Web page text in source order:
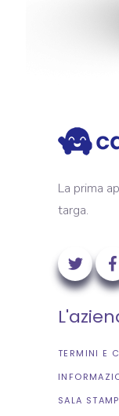
La prima
targa.
TERMINI E
SALA